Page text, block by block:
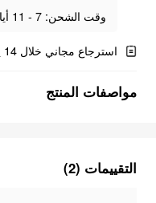
وقت الشحن: 7 - 11 أيام
استرجاع مجاني خلال 14 يومًا
مواصفات المنتج
التقييمات (2)